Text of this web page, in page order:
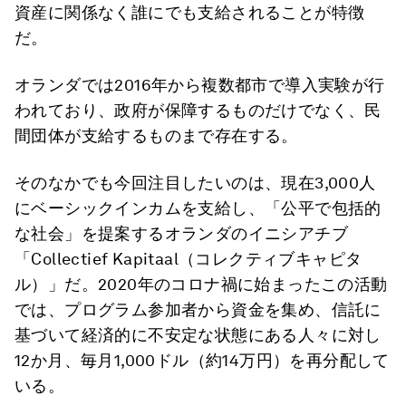
資産に関係なく誰にでも支給されることが特徴
だ。
オランダでは2016年から複数都市で導入実験が行
われており、政府が保障するものだけでなく、民
間団体が支給するものまで存在する。
そのなかでも今回注目したいのは、現在3,000人
にベーシックインカムを支給し、「公平で包括的
な社会」を提案するオランダのイニシアチブ
「Collectief Kapitaal（コレクティブキャピタ
ル）」だ。2020年のコロナ禍に始まったこの活動
では、プログラム参加者から資金を集め、信託に
基づいて経済的に不安定な状態にある人々に対し
12か月、毎月1,000ドル（約14万円）を再分配して
いる。